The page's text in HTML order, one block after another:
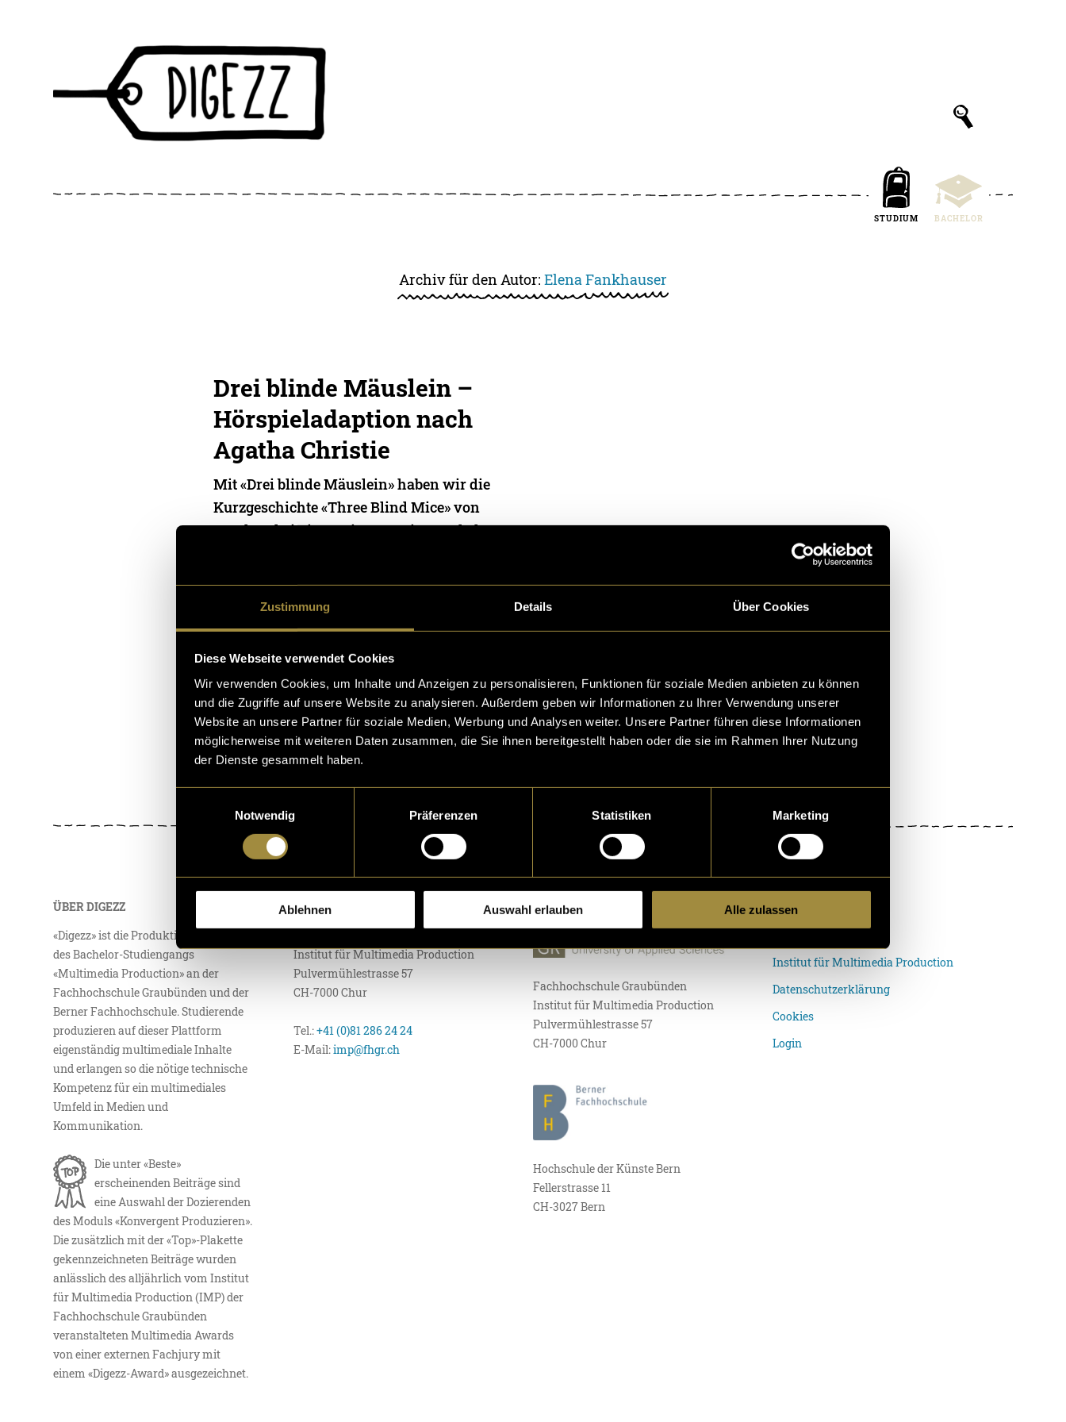
Zustimmung Details Über Cookies
Diese Webseite verwendet Cookies
Wir verwenden Cookies, um Inhalte und Anzeigen zu personalisieren, Funktionen für soziale Medien anbieten zu können
und die Zugriffe auf unsere Website zu analysieren. Außerdem geben wir Informationen zu Ihrer Verwendung unserer
Website an unsere Partner für soziale Medien, Werbung und Analysen weiter. Unsere Partner führen diese Informationen
möglicherweise mit weiteren Daten zusammen, die Sie ihnen bereitgestellt haben oder die sie im Rahmen Ihrer Nutzung
der Dienste gesammelt haben.
Notwendig
Präferenzen Statistiken Marketing
Ablehnen Auswahl erlauben Alle zulassen
STUDIUM BACHELOR
Archiv für den Autor: Elena Fankhauser
Drei blinde Mäuslein –
Hörspieladaption nach
Agatha Christie
Mit «Drei blinde Mäuslein» haben wir die
Kurzgeschichte «Three Blind Mice» von
Agatha Christie neu interpretiert und als
ÜBER DIGEZZ
«Digezz» ist die Produktionsplattform
des Bachelor-Studiengangs
«Multimedia Production» an der
Fachhochschule Graubünden und der
Berner Fachhochschule. Studierende
produzieren auf dieser Plattform
eigenständig multimediale Inhalte
und erlangen so die nötige technische
Kompetenz für ein multimediales
Umfeld in Medien und
Kommunikation.
Die unter «Beste»
erscheinenden Beiträge sind
eine Auswahl der Dozierenden
des Moduls «Konvergent Produzieren».
Die zusätzlich mit der «Top»-Plakette
gekennzeichneten Beiträge wurden
anlässlich des alljährlich vom Institut
für Multimedia Production (IMP) der
Fachhochschule Graubünden
veranstalteten Multimedia Awards
von einer externen Fachjury mit
einem «Digezz-Award» ausgezeichnet.
KONTAKT
Institut für Multimedia Production
Pulvermühlestrasse 57
CH-7000 Chur
Tel.:+41 (0)81 286 24 24
E-Mail:imp@fhgr.ch
IMPRESSUM
Fachhochschule Graubünden
Institut für Multimedia Production
Pulvermühlestrasse 57
CH-7000 Chur
Hochschule der Künste Bern
Fellerstrasse 11
CH-3027 Bern
Institut für Multimedia Production
Datenschutzerklärung
Cookies
Login